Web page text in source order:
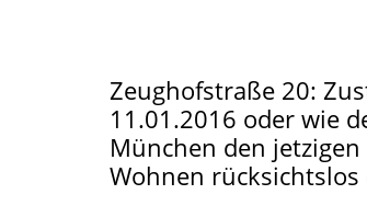
Zeughofstraße 20:
11.01.2016 oder wie
München den
Wohnen